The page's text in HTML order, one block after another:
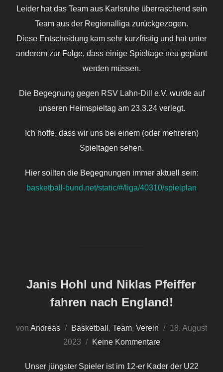
Leider hat das Team aus Karlsruhe überraschend sein
Team aus der Regionalliga zurückgezogen.
Diese Entscheidung kam sehr kurzfristig und hat unter
anderem zur Folge, dass einige Spieltage neu geplant
werden müssen.
Die Begegnung gegen RSV Lahn-Dill e.V. wurde auf
unseren Heimspieltag am 23.3.24 verlegt.
Ich hoffe, dass wir uns bei einem (oder mehreren)
Spieltagen sehen.
Hier sollten die Begegnungen immer aktuell sein:
basketball-bund.net/static/#/liga/40310/spielplan
Janis Hohl und Niklas Pfeiffer
fahren nach England!
von Andreas Basketball , Team, Verein
Veröffentlicht
18. August
2023
Keine Kommentare
Unser jüngster Spieler ist im 12-er Kader der U22